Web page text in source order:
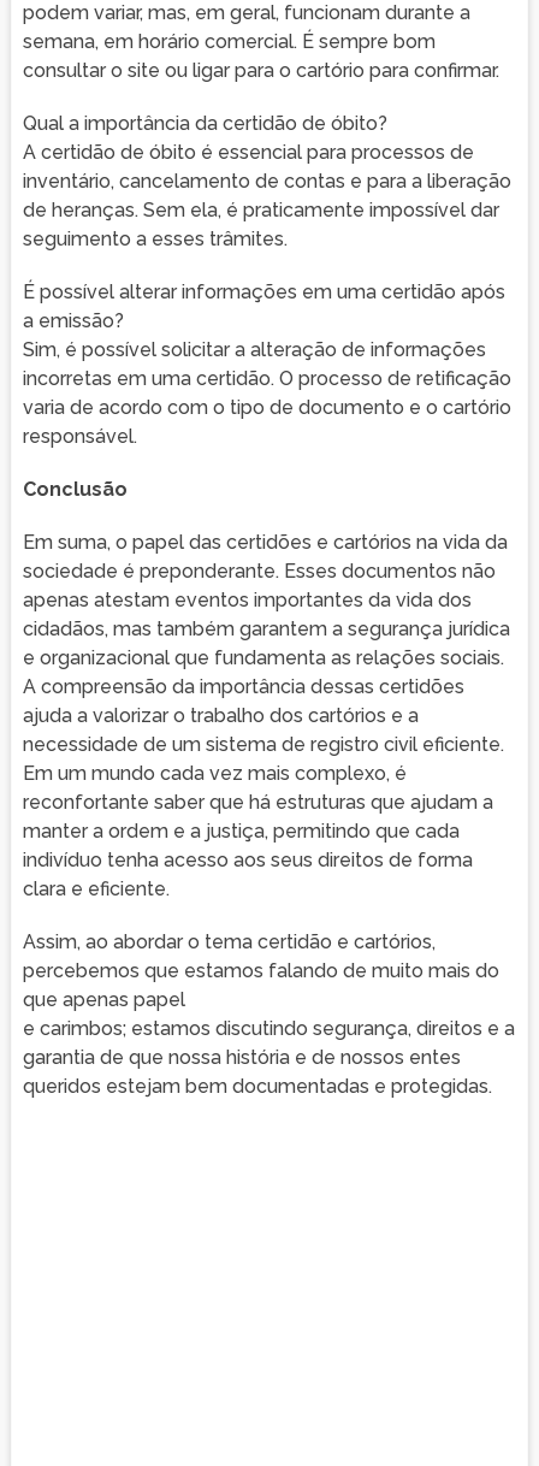
podem variar, mas, em geral, funcionam durante a
semana, em horário comercial. É sempre bom
consultar o site ou ligar para o cartório para confirmar.
Qual a importância da certidão de óbito?
A certidão de óbito é essencial para processos de
inventário, cancelamento de contas e para a liberação
de heranças. Sem ela, é praticamente impossível dar
seguimento a esses trâmites.
É possível alterar informações em uma certidão após
a emissão?
Sim, é possível solicitar a alteração de informações
incorretas em uma certidão. O processo de retificação
varia de acordo com o tipo de documento e o cartório
responsável.
Conclusão
Em suma, o papel das certidões e cartórios na vida da
sociedade é preponderante. Esses documentos não
apenas atestam eventos importantes da vida dos
cidadãos, mas também garantem a segurança jurídica
e organizacional que fundamenta as relações sociais.
A compreensão da importância dessas certidões
ajuda a valorizar o trabalho dos cartórios e a
necessidade de um sistema de registro civil eficiente.
Em um mundo cada vez mais complexo, é
reconfortante saber que há estruturas que ajudam a
manter a ordem e a justiça, permitindo que cada
indivíduo tenha acesso aos seus direitos de forma
clara e eficiente.
Assim, ao abordar o tema certidão e cartórios,
percebemos que estamos falando de muito mais do
que apenas papel
e carimbos; estamos discutindo segurança, direitos e a
garantia de que nossa história e de nossos entes
queridos estejam bem documentadas e protegidas.